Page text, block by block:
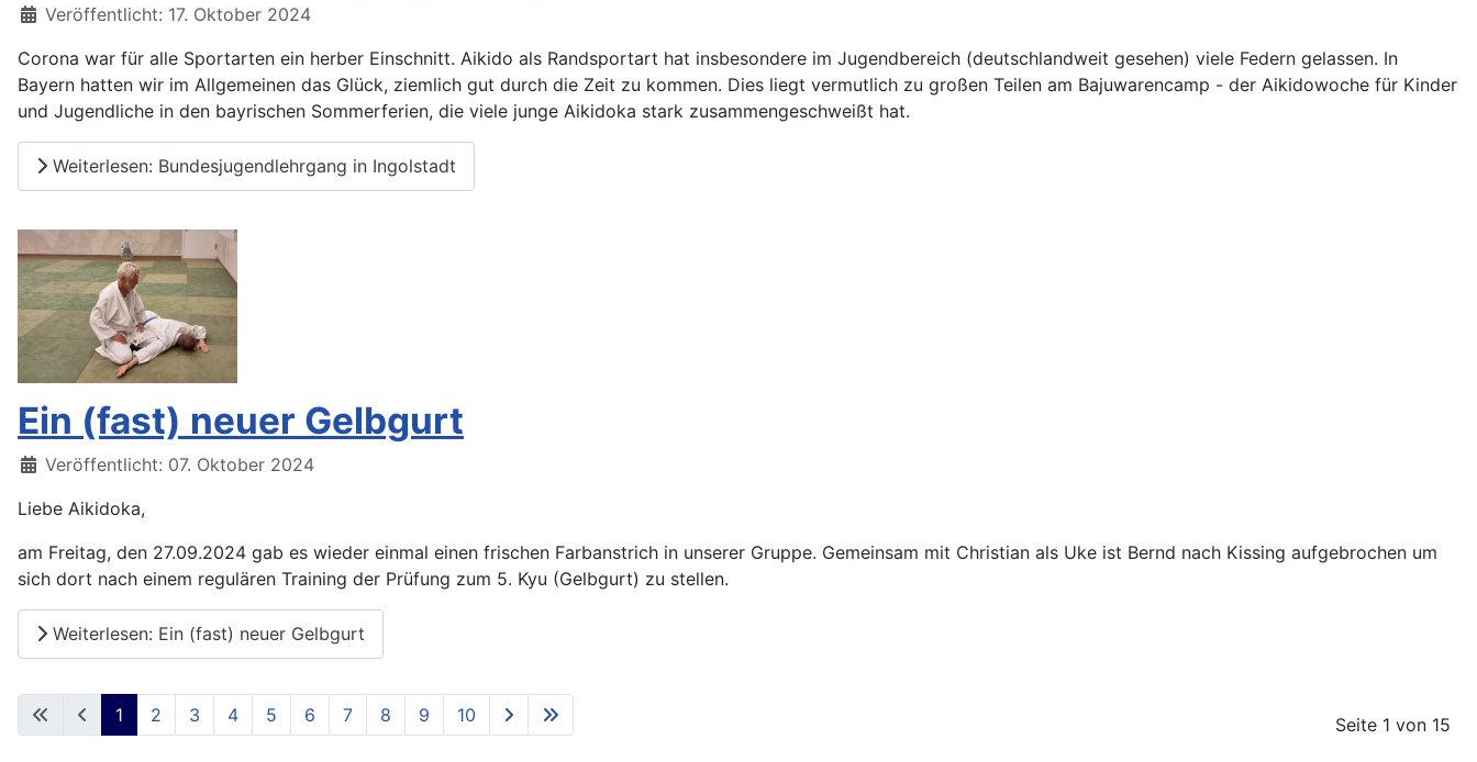
Details
Veröffentlicht: 17. Oktober 2024
Corona war für alle Sportarten ein herber Einschnitt. Aikido als Randsportart hat insbesondere im Jugendbereich (deutschlandweit gesehen) viele Federn gelassen. In
Bayern hatten wir im Allgemeinen das Glück, ziemlich gut durch die Zeit zu kommen. Dies liegt vermutlich zu großen Teilen am Bajuwarencamp - der Aikidowoche für Kinder
und Jugendliche in den bayrischen Sommerferien, die viele junge Aikidoka stark zusammengeschweißt hat.
Weiterlesen: Bundesjugendlehrgang in Ingolstadt
Ein (fast) neuer Gelbgurt
Details
Veröffentlicht: 07. Oktober 2024
Liebe Aikidoka,
am Freitag, den 27.09.2024 gab es wieder einmal einen frischen Farbanstrich in unserer Gruppe. Gemeinsam mit Christian als Uke ist Bernd nach Kissing aufgebrochen um
sich dort nach einem regulären Training der Prüfung zum 5. Kyu (Gelbgurt) zu stellen.
Weiterlesen: Ein (fast) neuer Gelbgurt
Seite 1 von 15
1 2 3 4 5 6 7 8 9 10